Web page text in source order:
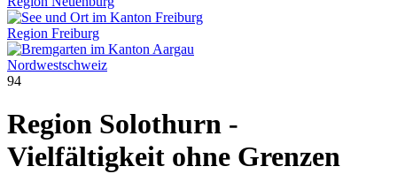
Region Freiburg
Nordwestschweiz
94
Region Solothurn -
Vielfältigkeit ohne Grenzen